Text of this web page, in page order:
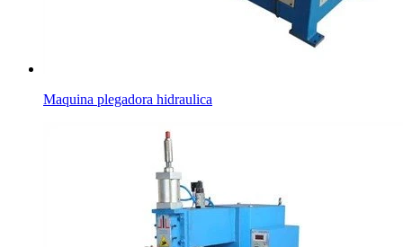
Maquina plegadora hidraulica